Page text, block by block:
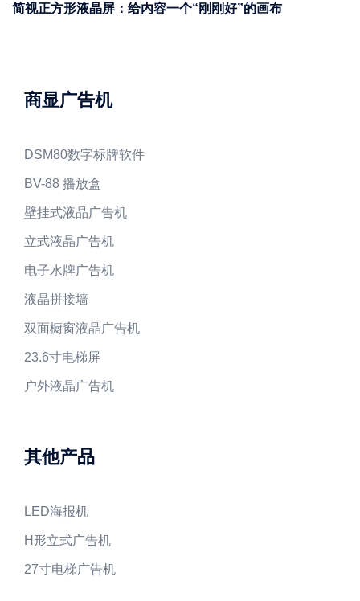
简视正方形液晶屏：给内容一个“刚刚好”的画布
商显广告机
DSM80数字标牌软件
BV-88 播放盒
壁挂式液晶广告机
立式液晶广告机
电子水牌广告机
液晶拼接墙
双面橱窗液晶广告机
23.6寸电梯屏
户外液晶广告机
其他产品
LED海报机
H形立式广告机
27寸电梯广告机